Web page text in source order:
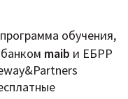
обучения,
maib и ЕБРР